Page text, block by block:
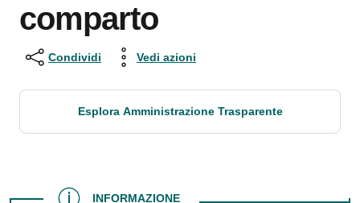
comparto
Condividi Vedi azioni
Esplora Amministrazione Trasparente
INFORMAZIONE
INFORMAZIONE